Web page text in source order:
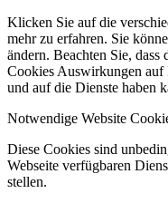
Klicken Sie auf die
mehr zu erfahren. Sie
ändern. Beachten Sie,
Cookies Auswirkungen auf
und auf die Dienste haben
Notwendige Website
Diese Cookies sind
Webseite verfügbaren
stellen.